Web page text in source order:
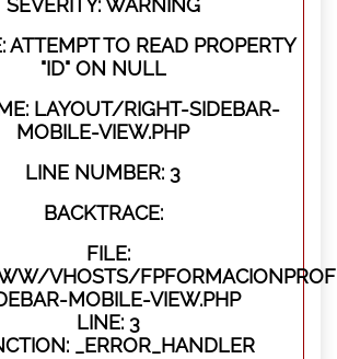
SEVERITY: WARNING
ATTEMPT TO READ PROPERTY
"ID" ON NULL
LAYOUT/RIGHT-SIDEBAR-
MOBILE-VIEW.PHP
LINE NUMBER: 3
BACKTRACE:
FILE:
VHOSTS/
MOBILE-VIEW.PHP
LINE: 3
_ERROR_HANDLER